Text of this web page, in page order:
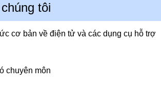
tôi
cơ bản về điện tử và các dụng cụ hỗ trợ
chuyên môn